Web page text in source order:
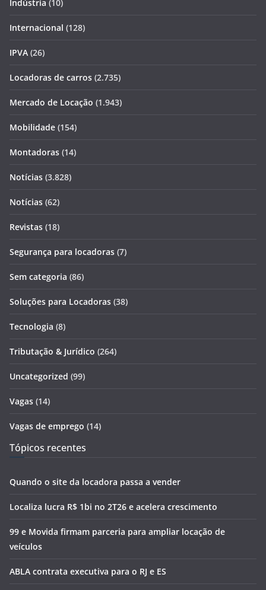
Indústria (10)
Internacional (128)
IPVA (26)
Locadoras de carros (2.735)
Mercado de Locação (1.943)
Mobilidade (154)
Montadoras (14)
Notícias (3.828)
Notícias (62)
Revistas (18)
Segurança para locadoras (7)
Sem categoria (86)
Soluções para Locadoras (38)
Tecnologia (8)
Tributação & Jurídico (264)
Uncategorized (99)
Vagas (14)
Vagas de emprego (14)
Tópicos recentes
Quando o site da locadora passa a vender
Localiza lucra R$ 1bi no 2T26 e acelera crescimento
99 e Movida firmam parceria para ampliar locação de
veículos
ABLA contrata executiva para o RJ e ES